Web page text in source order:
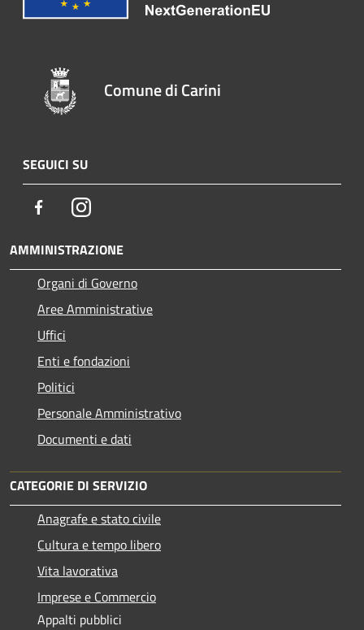
Comune di Carini
SEGUICI SU
FacebookInstagram
AMMINISTRAZIONE
Organi di Governo
Aree Amministrative
Uffici
Enti e fondazioni
Politici
Personale Amministrativo
Documenti e dati
CATEGORIE DI SERVIZIO
Anagrafe e stato civile
Cultura e tempo libero
Vita lavorativa
Imprese e Commercio
Appalti pubblici